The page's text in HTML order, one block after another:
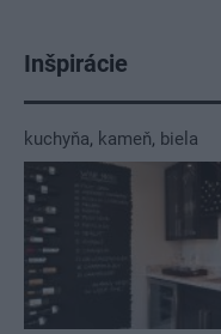
Inšpirácie
kuchyňa, kameň, biela